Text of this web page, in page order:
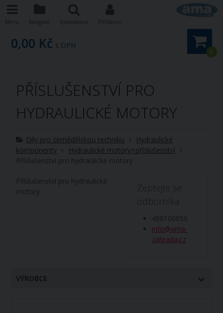
0
0,00 Kč s DPH
PŘÍSLUŠENSTVÍ PRO
HYDRAULICKÉ MOTORY
Díly pro zemědělskou techniku
Hydraulické
komponenty
Hydraulické motory+příslušenství
Příslušenství pro hydraulické motory
Zeptejte se
odborníka
498100050
info@ama-
zahrada.cz
Příslušenství pro hydraulické
motory
VÝROBCE
Menu Kategorie Vyhledávání Přihlášení